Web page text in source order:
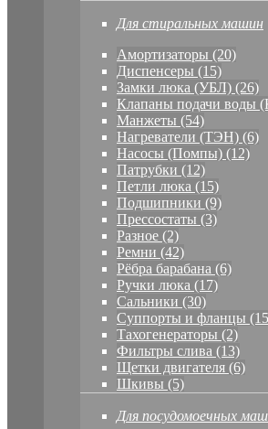
Для стиральных машин
Амортизаторы (20)
Диспенсеры (15)
Замки люка (УБЛ) (26)
Клапаны подачи воды
Манжеты (54)
Нагреватели (ТЭН) (6)
Насосы (Помпы) (12)
Патрубки (12)
Петли люка (15)
Подшипники (9)
Прессостаты (3)
Разное (2)
Ремни (42)
Рёбра барабана (6)
Ручки люка (17)
Сальники (30)
Суппорты и фланцы
Тахогенераторы (2)
Фильтры слива (13)
Щетки двигателя (6)
Шкивы (5)
Для посудомоечных